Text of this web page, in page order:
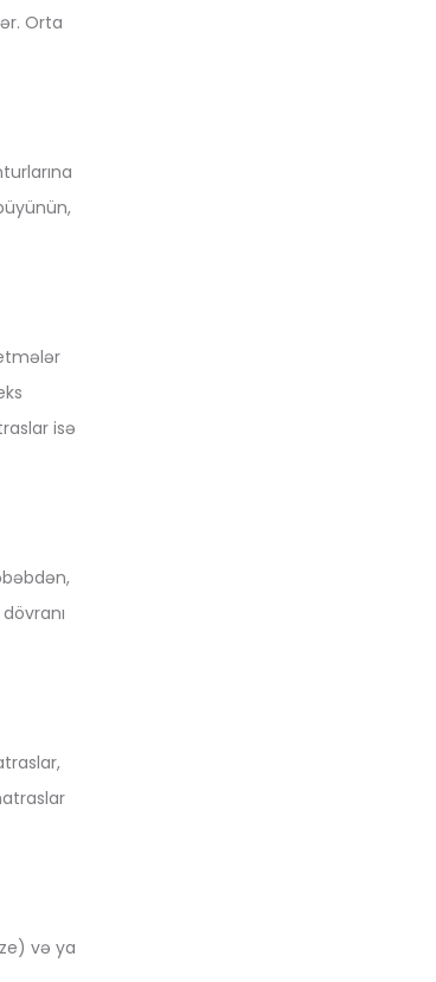
Orta
isə
və ya